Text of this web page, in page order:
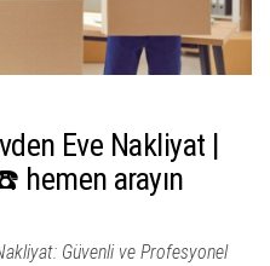
Eve Nakliyat |
arayın
Güvenli ve Profesyonel